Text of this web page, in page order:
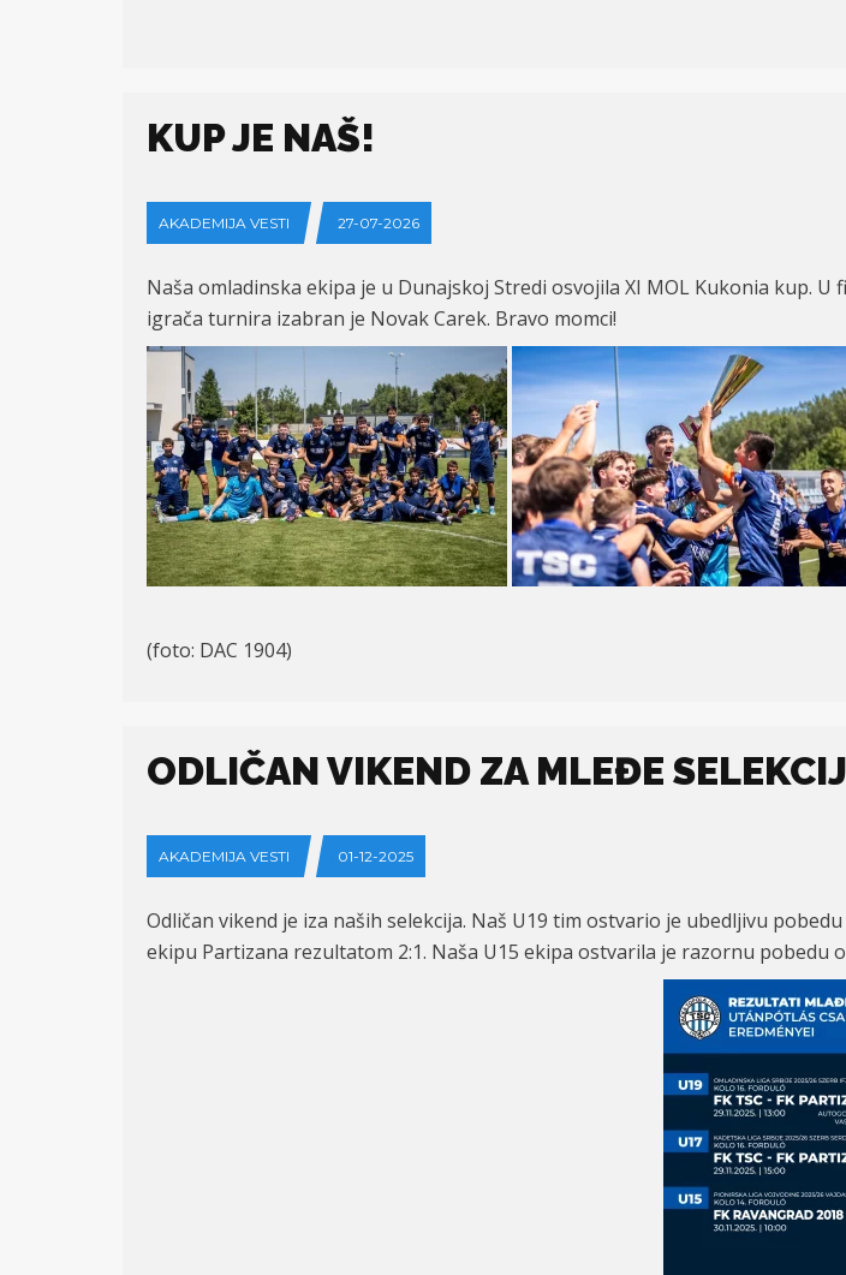
KUP JE NAŠ!
AKADEMIJA VESTI 27-07-2026
Naša omladinska ekipa je u Dunajskoj Stredi osvojila XI MOL Kukonia kup.
igrača turnira izabran je Novak Carek. Bravo momci!
(foto: DAC 1904)
ODLIČAN VIKEND ZA MLEĐE
AKADEMIJA VESTI 01-12-2025
Odličan vikend je iza naših selekcija. Naš U19 tim ostvario je ubedljivu
ekipu Partizana rezultatom 2:1. Naša U15 ekipa ostvarila je razornu pobedu